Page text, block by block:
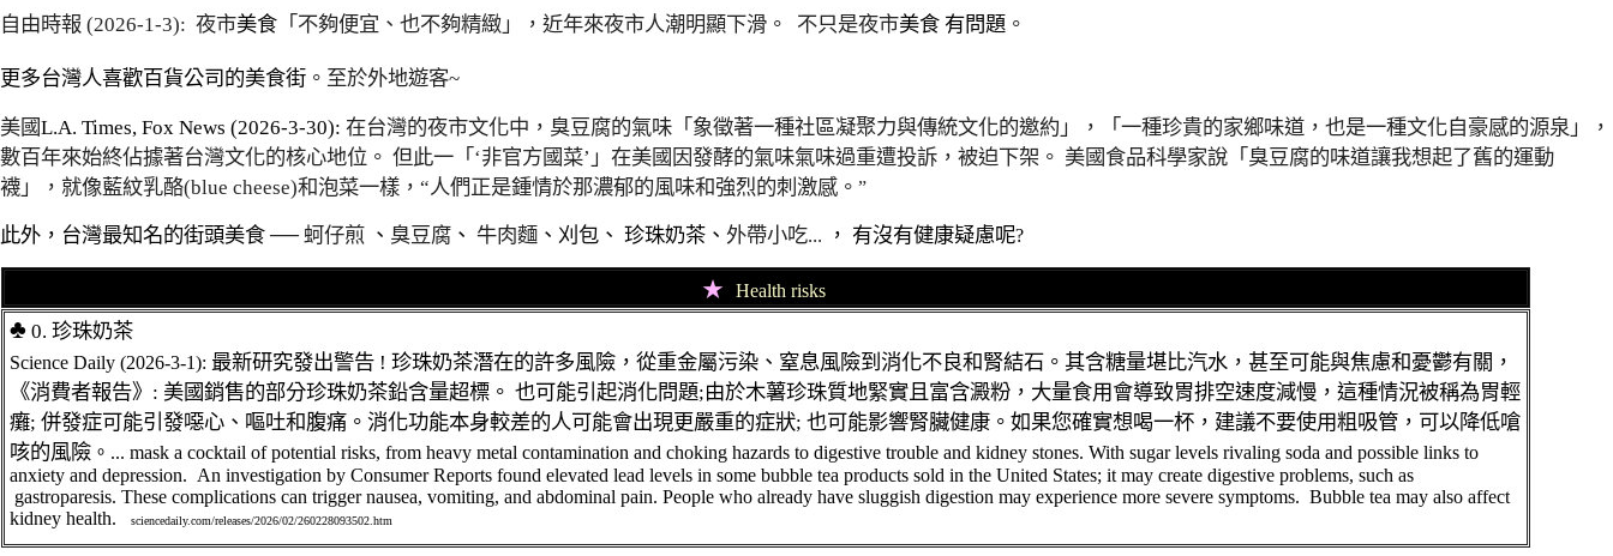
自由時報 (2026-1-3): 夜市美食 「不夠便宜、也不夠精緻」 ， 近年來夜市人潮明顯下滑 。 不只是夜市美食 有問題 。
更多台灣人喜歡百貨公司的美食街 。至於外地遊客~
美國L.A. Times, Fox News (2026-3-30): 在台灣的夜市文化中，臭豆腐的氣味「象徵著一種社區凝聚力與傳統文化的邀約」，「一種珍貴的家鄉味道，也是一種文化自豪感的源泉」，
數百年來始終佔據著台灣文化的核心地位。 但此一「‘非官方國菜’」在美國因發酵的氣味氣味過重遭投訴，被迫下架。 美國食品科學家說「臭豆腐的味道讓我想起了舊的運動
襪」，就像藍紋乳酪(blue cheese)和泡菜一樣，“人們正是鍾情於那濃郁的風味和強烈的刺激感。 ”
此外 ， 台灣最知名的街頭美食 ── 蚵仔煎 、 臭豆腐 、 牛肉麵 、 刈包 、 珍珠奶茶、 外帶小吃... ， 有沒有健康疑慮呢?
★ Health risks
♣ 0. 珍珠奶茶
Science Daily (2026-3-1): 最新研究發出警告 ! 珍珠奶茶潛在的許多風險，從重金屬污染、窒息風險到消化不良和腎結石。其含糖量堪比汽水，甚至可能與焦慮和憂鬱有關，
《消費者報告》 : 美國銷售的部分珍珠奶茶鉛含量超標 。 也可能引起消化問題;由於木薯珍珠質地緊實且富含澱粉，大量食用會導致胃排空速度減慢，這種情況被稱為胃輕
癱; 併發症可能引發噁心、嘔吐和腹痛。消化功能本身較差的人可能會出現更嚴重的症狀; 也可能影響腎臟健康。 如果您確實想喝一杯，建議不要使用粗吸管，可以降低嗆
咳的風險 。 ... mask a cocktail of potential risks, from heavy metal contamination and choking hazards to digestive trouble and kidney stones. With sugar levels rivaling soda and possible links to
anxiety and depression. An investigation by Consumer Reports found elevated lead levels in some bubble tea products sold in the United States; it may create digestive problems, such as
gastroparesis. These complications can trigger nausea, vomiting, and abdominal pain. People who already have sluggish digestion may experience more severe symptoms. Bubble tea may also affect
kidney health.
sciencedaily.com/releases/2026/02/260228093502.htm